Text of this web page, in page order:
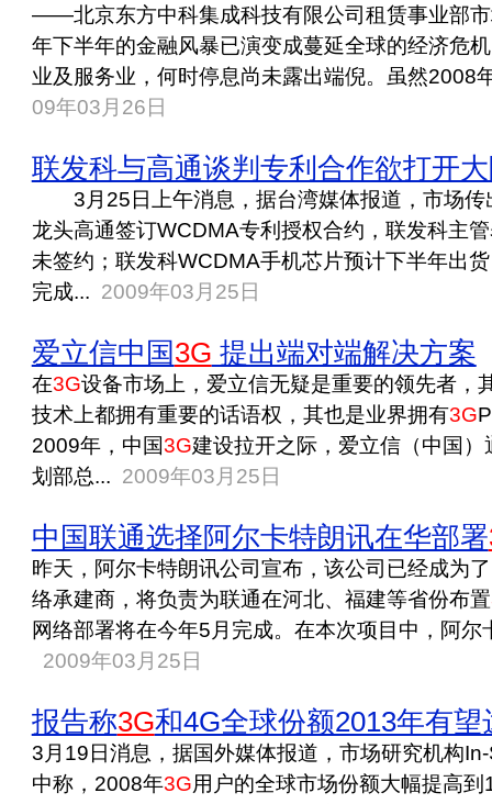
——北京东方中科集成科技有限公司租赁事业部
年下半年的金融风暴已演变成蔓延全球的经济危
业及服务业，何时停息尚未露出端倪。虽然2008
09年03月26日
联发科与高通谈判专利合作欲打开
3月25日上午消息，据台湾媒体报道，市场传
龙头高通签订WCDMA专利授权合约，联发科主
未签约；联发科WCDMA手机芯片预计下半年出
完成... 2009年03月25日
爱立信中国 3G 提出端对端解决方案
在3G设备市场上，爱立信无疑是重要的领先者，
技术上都拥有重要的话语权，其也是业界拥有3G
2009年，中国3G建设拉开之际，爱立信（中国
划部总... 2009年03月25日
中国联通选择阿尔卡特朗讯在华部署
昨天，阿尔卡特朗讯公司宣布，该公司已经成为
络承建商，将负责为联通在河北、福建等省份布置
网络部署将在今年5月完成。在本次项目中，阿尔
2009年03月25日
报告称3G和4G全球份额2013年有望
3月19日消息，据国外媒体报道，市场研究机构
中称，2008年3G用户的全球市场份额大幅提高